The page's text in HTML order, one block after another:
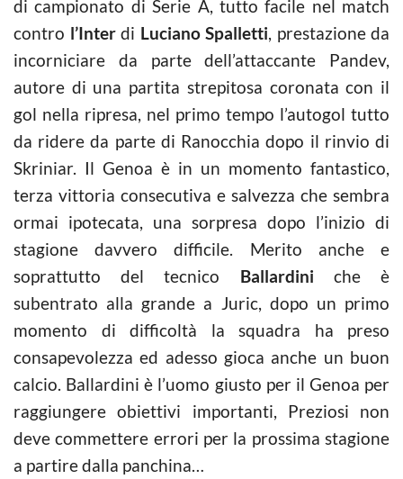
di campionato di Serie A, tutto facile nel match
contro l’Interdi Luciano Spalletti, prestazione da
incorniciare da parte dell’attaccante Pandev,
autore di una partita strepitosa coronata con il
gol nella ripresa, nel primo tempo l’autogol tutto
da ridere da parte di Ranocchia dopo il rinvio di
Skriniar. Il Genoa è in un momento fantastico,
terza vittoria consecutiva e salvezza che sembra
ormai ipotecata, una sorpresa dopo l’inizio di
stagione davvero difficile. Merito anche e
soprattutto del tecnico Ballardini che è
subentrato alla grande a Juric, dopo un primo
momento di difficoltà la squadra ha preso
consapevolezza ed adesso gioca anche un buon
calcio. Ballardini è l’uomo giusto per il Genoa per
raggiungere obiettivi importanti, Preziosi non
deve commettere errori per la prossima stagione
a partire dalla panchina…